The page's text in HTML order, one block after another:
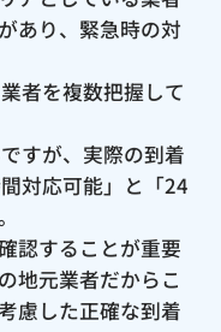
あり、緊急時の対
者を複数把握して
すが、実際の到着
対応可能」と「24
認することが重要
地元業者だからこ
慮した正確な到着